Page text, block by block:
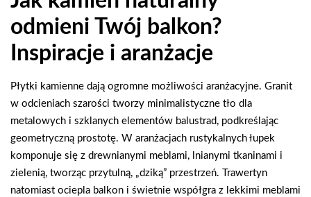
odmieni Twój balkon?
Inspiracje i aranżacje
Płytki kamienne dają ogromne możliwości aranżacyjne. Granit
w odcieniach szarości tworzy minimalistyczne tło dla
metalowych i szklanych elementów balustrad, podkreślając
geometryczną prostotę. W aranżacjach rustykalnych łupek
komponuje się z drewnianymi meblami, lnianymi tkaninami i
zielenią, tworząc przytulną, „dziką” przestrzeń. Trawertyn
natomiast ociepla balkon i świetnie współgra z lekkimi meblami